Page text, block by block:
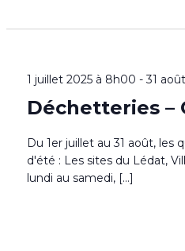
1 juillet 2025 à 8h00 -31
Déchetteries –
Du 1er juillet au 31 août, les
d'été : Les sites du Lédat,
lundi au samedi, […]